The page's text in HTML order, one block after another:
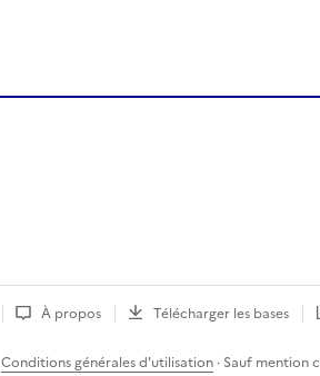
À propos Télécharger les bases
Conditions générales d'utilisation · Sauf mention